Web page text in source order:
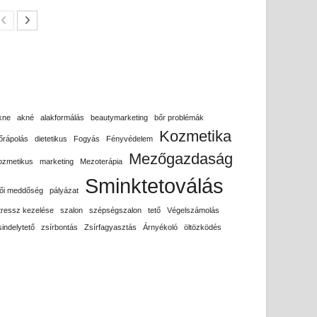
akné alakformálás beautymarketing bőr problémák
dietetikus Fogyás Fényvédelem Kozmetika
marketing Mezoterápia Mezőgazdaság
meddőség pályázat Sminktetoválás
kezelése szalon szépségszalon tető
Végelszámolás
zsírbontás Zsírfagyasztás Árnyékoló öltözködés